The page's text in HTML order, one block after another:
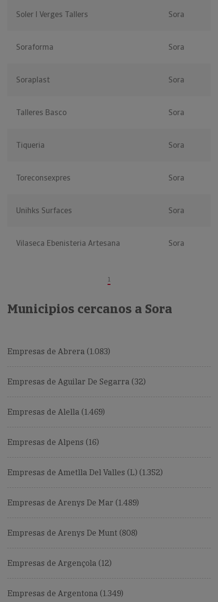
Soler I Verges Tallers Sora
Soraforma Sora
Soraplast Sora
Talleres Basco Sora
Tiqueria Sora
Toreconsexpres Sora
Unihks Surfaces Sora
Vilaseca Ebenisteria Artesana Sora
1
Municipios cercanos a Sora
Empresas de Abrera (1.083)
Empresas de Aguilar De Segarra (32)
Empresas de Alella (1.469)
Empresas de Alpens (16)
Empresas de Ametlla Del Valles (L) (1.352)
Empresas de Arenys De Mar (1.489)
Empresas de Arenys De Munt (808)
Empresas de Argençola (12)
Empresas de Argentona (1.349)